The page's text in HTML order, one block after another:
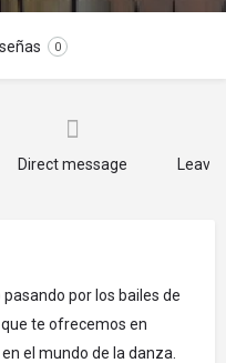
0
Direct message
por los bailes de
te ofrecemos en
el mundo de la danza.